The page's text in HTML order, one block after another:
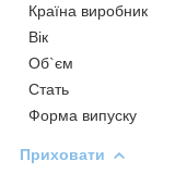
Країна виробник
Вік
Об`єм
Стать
Форма випуску
Приховати